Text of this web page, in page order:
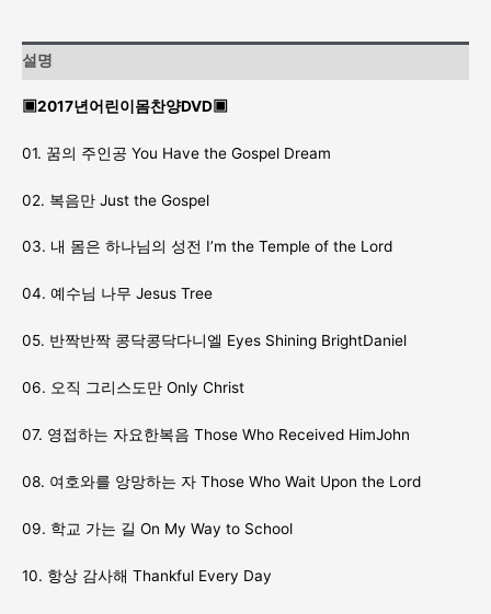
찬
양
의
람
집)
량
설명
▣2017년어린이몸찬양DVD▣
01. 꿈의 주인공 You Have the Gospel Dream
02. 복음만 Just the Gospel
03. 내 몸은 하나님의 성전 I’m the Temple of the Lord
04. 예수님 나무 Jesus Tree
05. 반짝반짝 콩닥콩닥다니엘 Eyes Shining BrightDaniel
06. 오직 그리스도만 Only Christ
07. 영접하는 자요한복음 Those Who Received HimJohn
08. 여호와를 앙망하는 자 Those Who Wait Upon the Lord
09. 학교 가는 길 On My Way to School
10. 항상 감사해 Thankful Every Day